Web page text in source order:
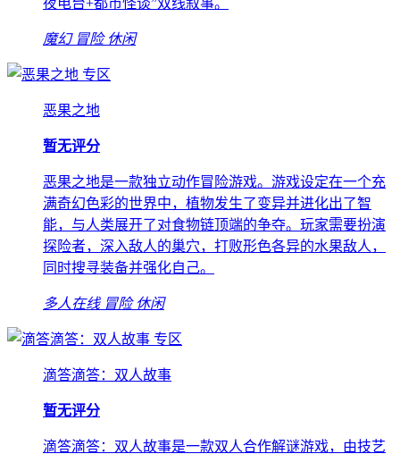
夜电台+都市怪谈”双线叙事。
魔幻 冒险 休闲
专区
恶果之地
暂无评分
恶果之地是一款独立动作冒险游戏。游戏设定在一个充
满奇幻色彩的世界中，植物发生了变异并进化出了智
能，与人类展开了对食物链顶端的争夺。玩家需要扮演
探险者，深入敌人的巢穴，打败形色各异的水果敌人，
同时搜寻装备并强化自己。
多人在线 冒险 休闲
专区
滴答滴答：双人故事
暂无评分
滴答滴答：双人故事是一款双人合作解谜游戏，由技艺